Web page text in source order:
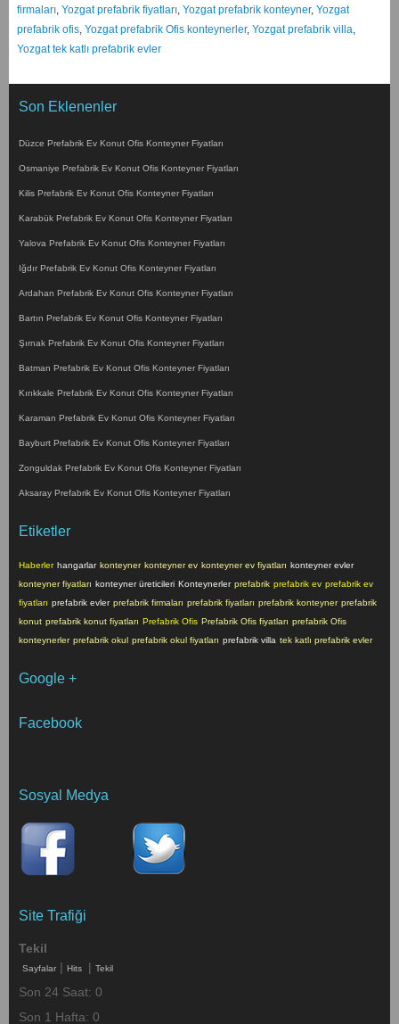
firmaları, Yozgat prefabrik fiyatları, Yozgat prefabrik konteyner, Yozgat
prefabrik ofis, Yozgat prefabrik Ofis konteynerler, Yozgat prefabrik villa,
Yozgat tek katlı prefabrik evler
Son Eklenenler
Düzce Prefabrik Ev Konut Ofis Konteyner Fiyatları
Osmaniye Prefabrik Ev Konut Ofis Konteyner Fiyatları
Kilis Prefabrik Ev Konut Ofis Konteyner Fiyatları
Karabük Prefabrik Ev Konut Ofis Konteyner Fiyatları
Yalova Prefabrik Ev Konut Ofis Konteyner Fiyatları
Iğdır Prefabrik Ev Konut Ofis Konteyner Fiyatları
Ardahan Prefabrik Ev Konut Ofis Konteyner Fiyatları
Bartın Prefabrik Ev Konut Ofis Konteyner Fiyatları
Şırnak Prefabrik Ev Konut Ofis Konteyner Fiyatları
Batman Prefabrik Ev Konut Ofis Konteyner Fiyatları
Kırıkkale Prefabrik Ev Konut Ofis Konteyner Fiyatları
Karaman Prefabrik Ev Konut Ofis Konteyner Fiyatları
Bayburt Prefabrik Ev Konut Ofis Konteyner Fiyatları
Zonguldak Prefabrik Ev Konut Ofis Konteyner Fiyatları
Aksaray Prefabrik Ev Konut Ofis Konteyner Fiyatları
Etiketler
Haberler hangarlar konteyner konteyner ev konteyner ev fiyatları konteyner evler
konteyner fiyatları konteyner üreticileri Konteynerler prefabrik prefabrik ev prefabrik ev
fiyatları prefabrik evler prefabrik firmaları prefabrik fiyatları prefabrik konteyner prefabrik
konut prefabrik konut fiyatları Prefabrik Ofis Prefabrik Ofis fiyatları prefabrik Ofis
konteynerler prefabrik okul prefabrik okul fiyatları prefabrik villa tek katlı prefabrik evler
Google +
Facebook
Sosyal Medya
Site Trafiği
Tekil
Sayfalar | Hits | Tekil
Son 24 Saat: 0
Son 1 Hafta: 0